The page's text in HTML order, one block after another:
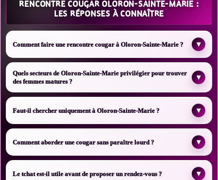
RENCONTRE COUGAR OLORON-SAINTE-MARIE :
LES RÉPONSES À CONNAÎTRE
Comment faire une rencontre cougar à Oloron-Sainte-Marie ? ▾
Quels secteurs de Oloron-Sainte-Marie privilégier pour trouver
des femmes matures ?
▾
Faut-il chercher uniquement à Oloron-Sainte-Marie ? ▾
Comment aborder une cougar sans paraître lourd ? ▾
Le tchat est-il utile avant de proposer un rendez-vous ? ▾